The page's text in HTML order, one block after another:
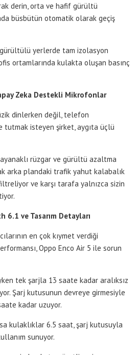
derin, orta ve hafif gürültü
büsbütün otomatik olarak geçiş
yerlerde tam izolasyon
ortamlarında kulakta oluşan basınç
Zeka Destekli Mikrofonlar
dinlerken değil, telefon
tutmak isteyen şirket, aygıta üçlü
rüzgar ve gürültü azaltma
arka plandaki trafik yahut kalabalık
ve karşı tarafa yalnızca sizin
ve Tasarım Detayları
en çok kıymet verdiği
Oppo Enco Air 5 ile sorun
tek şarjla 13 saate kadar aralıksız
Şarj kutusunun devreye girmesiyle
kadar uzuyor.
kulaklıklar 6.5 saat, şarj kutusuyla
sunuyor.